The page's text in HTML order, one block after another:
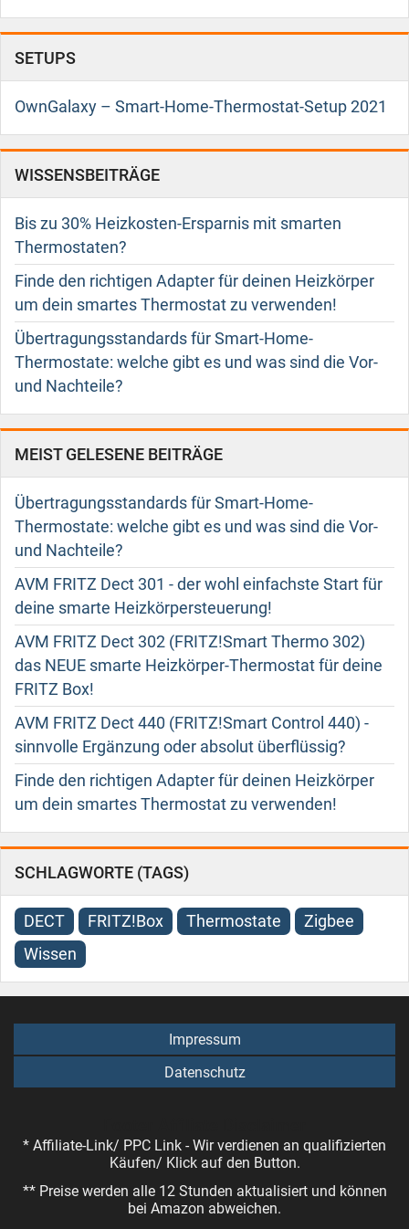
SETUPS
OwnGalaxy – Smart-Home-Thermostat-Setup 2021
WISSENSBEITRÄGE
Bis zu 30% Heizkosten-Ersparnis mit smarten
Thermostaten?
Finde den richtigen Adapter für deinen Heizkörper
um dein smartes Thermostat zu verwenden!
Übertragungsstandards für Smart-Home-
Thermostate: welche gibt es und was sind die Vor-
und Nachteile?
MEIST GELESENE BEITRÄGE
Übertragungsstandards für Smart-Home-
Thermostate: welche gibt es und was sind die Vor-
und Nachteile?
AVM FRITZ Dect 301 - der wohl einfachste Start für
deine smarte Heizkörpersteuerung!
AVM FRITZ Dect 302 (FRITZ!Smart Thermo 302)
das NEUE smarte Heizkörper-Thermostat für deine
FRITZ Box!
AVM FRITZ Dect 440 (FRITZ!Smart Control 440) -
sinnvolle Ergänzung oder absolut überflüssig?
Finde den richtigen Adapter für deinen Heizkörper
um dein smartes Thermostat zu verwenden!
SCHLAGWORTE (TAGS)
DECT FRITZ!Box Thermostate
Zigbee
Wissen
Impressum
Datenschutz
* Affiliate-Link/ PPC Link - Wir verdienen an qualifizierten
Käufen/ Klick auf den Button.
** Preise werden alle 12 Stunden aktualisiert und können
bei Amazon abweichen.